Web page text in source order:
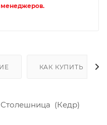
менеджеров.
КАК КУПИТЬ
Столешница (Кедр)